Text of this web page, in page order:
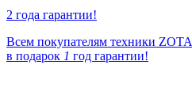
2 года гарантии!
Всем покупателям техники ZOTA
в подарок 1 год гарантии!